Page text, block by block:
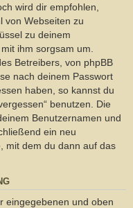
wird dir empfohlen,
von Webseiten zu
zu deinem
ihm sorgsam um.
Betreibers, von phpBB
nach deinem Passwort
haben, so kannst du
benutzen. Die
Benutzernamen und
ein neu
mit dem du dann auf das
eingegebenen und oben